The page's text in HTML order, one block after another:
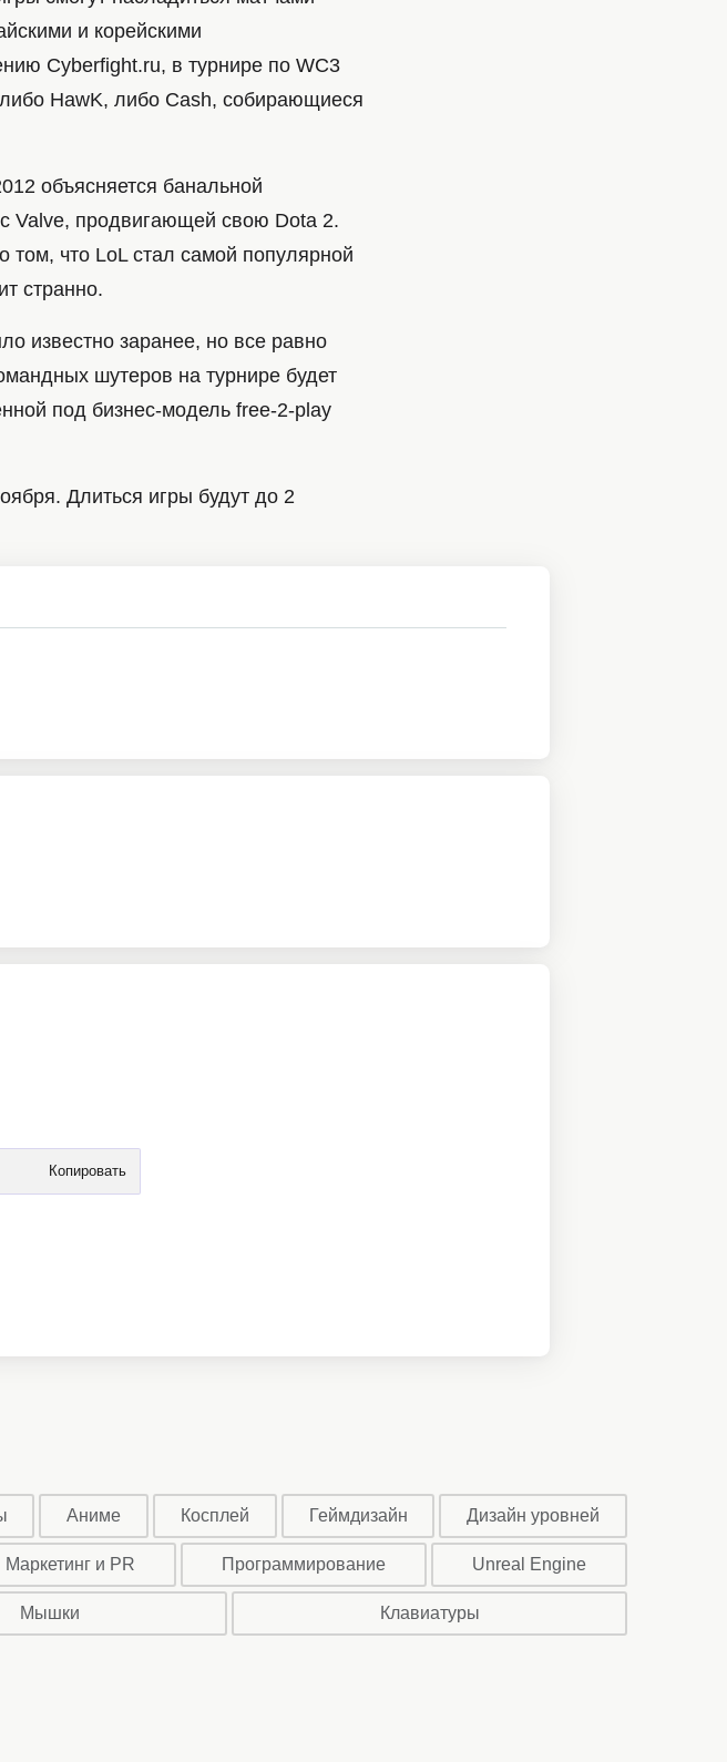
и корейскими
Cyberfight.ru, в турнире по WC3
HawK, либо Cash, собирающиеся
объясняется банальной
Valve, продвигающей свою Dota 2.
том, что LoL стал самой популярной
странно.
известно заранее, но все равно
шутеров на турнире будет
под бизнес-модель free-2-play
Длиться игры будут до 2
Копировать
Аниме Косплей Геймдизайн Дизайн уровней
Маркетинг и PR Программирование Unreal Engine
Мышки Клавиатуры